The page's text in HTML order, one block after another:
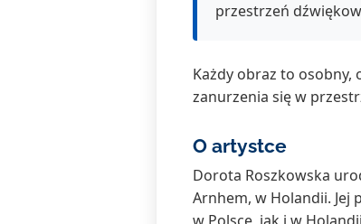
przestrzeń
Każdy obraz to osobny,
zanurzenia się w
O artystce
Dorota Roszkowska
Arnhem, w Holandii. Jej